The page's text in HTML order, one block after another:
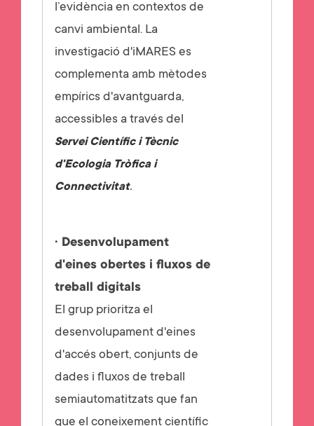
l’evidència en contextos de
canvi ambiental. La
investigació d'iMARES es
complementa amb mètodes
empírics d'avantguarda,
accessibles a través del
Servei Científic i Tècnic
d'Ecologia Tròfica i
Connectivitat.
· Desenvolupament
d'eines obertes i fluxos de
treball digitals
El grup prioritza el
desenvolupament d'eines
d'accés obert, conjunts de
dades i fluxos de treball
semiautomatitzats que fan
que el coneixement científic